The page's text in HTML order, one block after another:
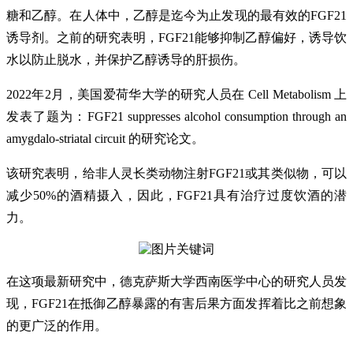
糖和乙醇。在人体中，乙醇是迄今为止发现的最有效的FGF21
诱导剂。之前的研究表明，FGF21能够抑制乙醇偏好，诱导饮
水以防止脱水，并保护乙醇诱导的肝损伤。
2022年2月，美国爱荷华大学的研究人员在 Cell Metabolism 上
发表了题为：FGF21 suppresses alcohol consumption through an
amygdalo-striatal circuit 的研究论文。
该研究表明，给非人灵长类动物注射FGF21或其类似物，可以
减少50%的酒精摄入，因此，FGF21具有治疗过度饮酒的潜
力。
在这项最新研究中，德克萨斯大学西南医学中心的研究人员发
现，FGF21在抵御乙醇暴露的有害后果方面发挥着比之前想象
的更广泛的作用。